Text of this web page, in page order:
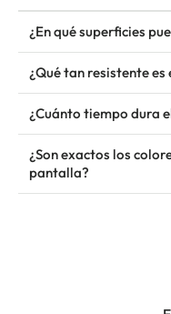
¿En qué superficies
¿Qué tan resistente
¿Cuánto tiempo dura
¿Son exactos los
pantalla?